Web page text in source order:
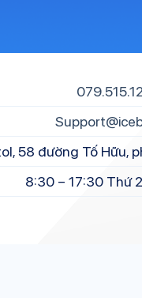
58 đường Tố Hữu,
8:30 – 17:30 Thứ